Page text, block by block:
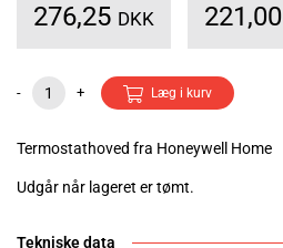
276,25 DKK 221,00
- + Læg i kurv
Termostathoved fra Honeywell Home
Udgår når lageret er tømt.
Tekniske data